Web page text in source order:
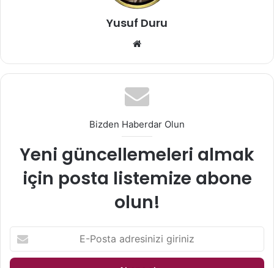
Yusuf Duru
Bizden Haberdar Olun
Yeni güncellemeleri almak
için posta listemize abone
olun!
Posta
adresinizi